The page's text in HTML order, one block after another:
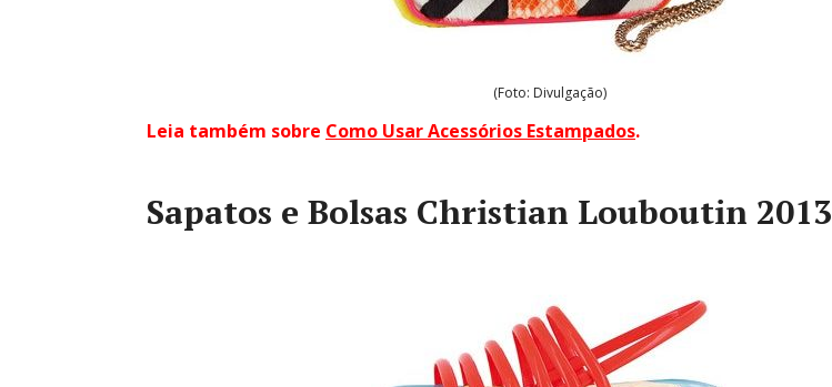
(Foto: Divulgação)
Leia também sobre Como Usar Acessórios Estampados.
Sapatos e Bolsas Christian Louboutin 2013